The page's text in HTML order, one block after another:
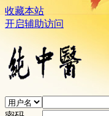
收藏本站
开启辅助访问